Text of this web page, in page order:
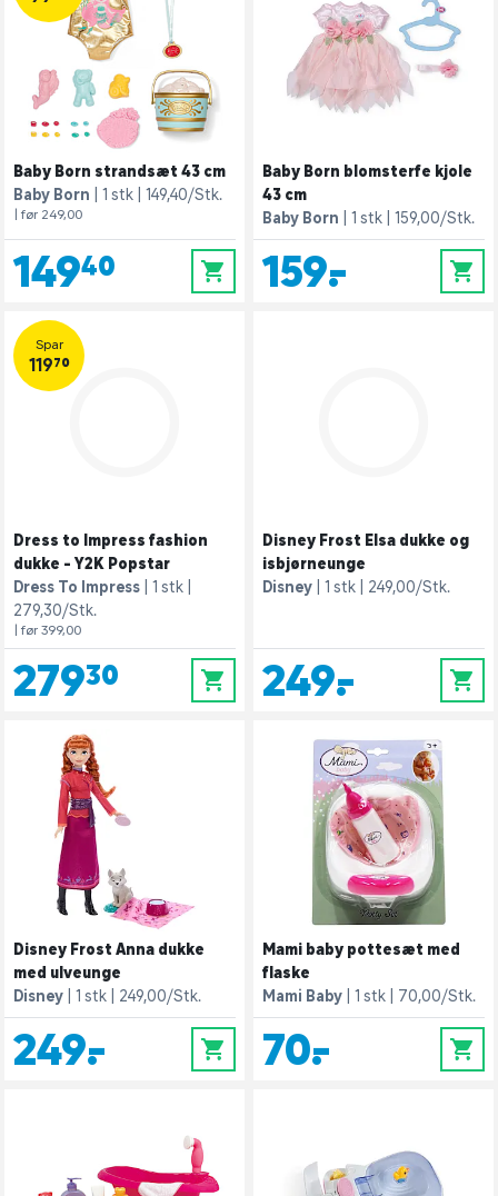
Baby Born strandsæt 43 cm
Baby Born
1 stk 149,40/Stk.
| før 249,00
149,40 0
Baby Born blomsterfe kjole
43 cm
Baby Born
1 stk 159,00/Stk.
159,- 0
Spar
119,70
Dress to Impress fashion
dukke - Y2K Popstar
Dress To Impress
1 stk
279,30/Stk.
| før 399,00
279,30 0
Disney Frost Elsa dukke og
isbjørneunge
Disney
1 stk 249,00/Stk.
249,- 0
Disney Frost Anna dukke
med ulveunge
Disney
1 stk 249,00/Stk.
249,- 0
Mami baby pottesæt med
flaske
Mami Baby
1 stk 70,00/Stk.
70,- 0